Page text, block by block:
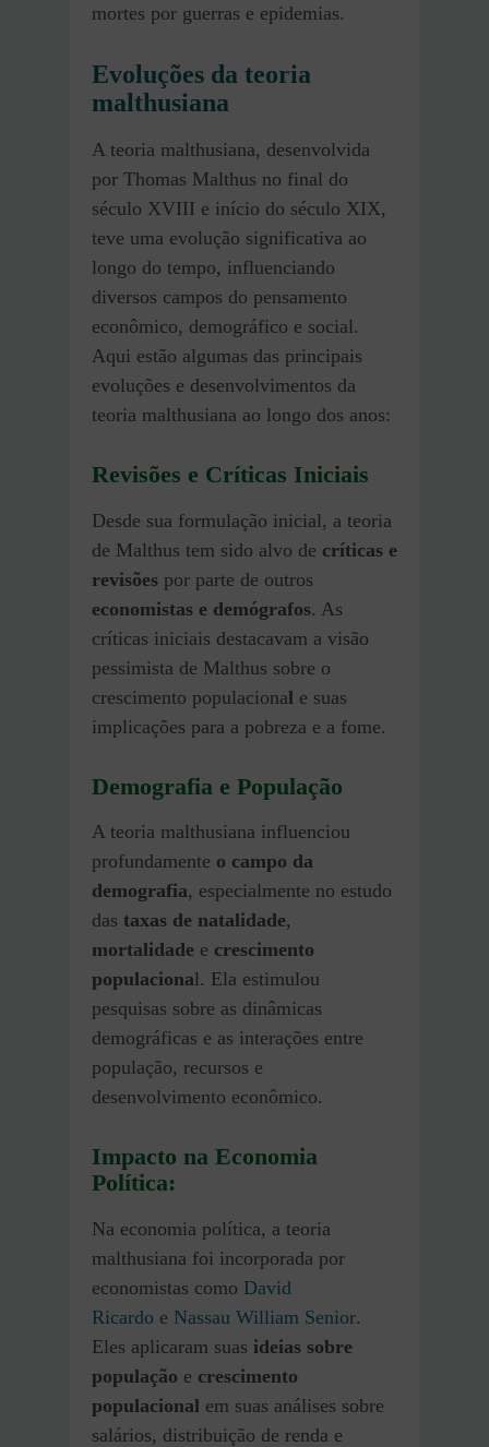
mortes por guerras e epidemias.
Evoluções da teoria
malthusiana
A teoria malthusiana, desenvolvida
por Thomas Malthus no final do
século XVIII e início do século XIX,
teve uma evolução significativa ao
longo do tempo, influenciando
diversos campos do pensamento
econômico, demográfico e social.
Aqui estão algumas das principais
evoluções e desenvolvimentos da
teoria malthusiana ao longo dos anos:
Revisões e Críticas Iniciais
Desde sua formulação inicial, a teoria
de Malthus tem sido alvo de críticas e
revisões por parte de outros
economistas e demógrafos. As
críticas iniciais destacavam a visão
pessimista de Malthus sobre o
crescimento populacional e suas
implicações para a pobreza e a fome.
Demografia e População
A teoria malthusiana influenciou
profundamente o campo da
demografia, especialmente no estudo
das taxas de natalidade,
mortalidade e crescimento
populacional. Ela estimulou
pesquisas sobre as dinâmicas
demográficas e as interações entre
população, recursos e
desenvolvimento econômico.
Impacto na Economia
Política:
Na economia política, a teoria
malthusiana foi incorporada por
economistas como David
Ricardo e Nassau William Senior.
Eles aplicaram suas ideias sobre
população e crescimento
populacional em suas análises sobre
salários, distribuição de renda e